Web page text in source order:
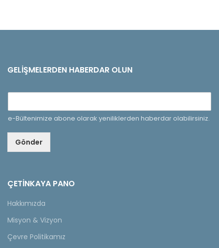
GELIŞMELERDEN HABERDAR OLUN
e-Bültenimize abone olarak yeniliklerden haberdar olabilirsiniz.
Gönder
ÇETINKAYA PANO
Hakkımızda
Misyon & Vizyon
Çevre Politikamız